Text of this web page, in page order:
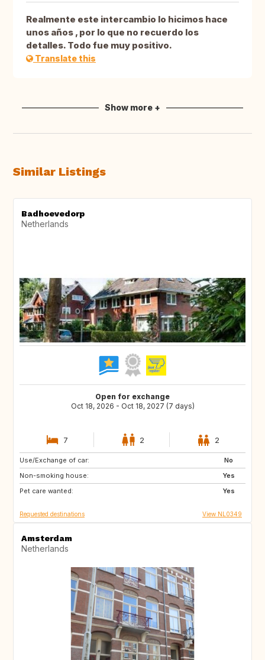
Realmente este intercambio lo hicimos hace
unos años , por lo que no recuerdo los
detalles. Todo fue muy positivo.
Translate this
Show more +
Similar Listings
Badhoevedorp
Netherlands
Open for exchange
Oct 18, 2026 - Oct 18, 2027 (7 days)
7 2 2
Use/Exchange of car:
No
Non-smoking house:
Yes
Pet care wanted:
Yes
FR
BE
Requested destinations View NL0349
Amsterdam
Netherlands